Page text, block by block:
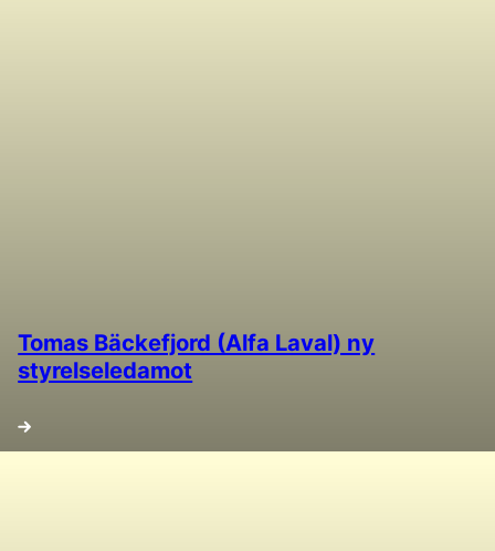
Tomas Bäckefjord (Alfa Laval) ny
styrelseledamot